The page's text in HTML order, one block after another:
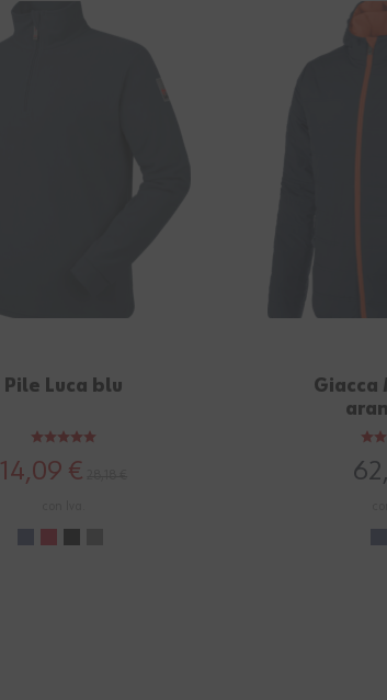
Pile Luca blu
14,09 €
Giacca